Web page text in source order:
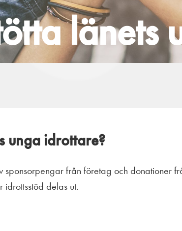
länets
unga idrottare?
sponsorpengar från företag och donationer
idrottsstöd delas ut.